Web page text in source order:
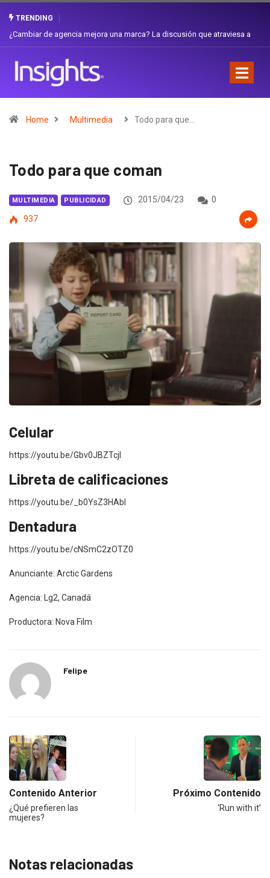
TRENDING
Gabriela Herrera y el arte de cambiarse el sombrero en Corporación
Home Multimedia Todo para que…
Todo para que coman
MULTIMEDIA PUBLICIDAD 2015/04/23
0
937
Celular
https://youtu.be/Gbv0JBZTcjI
Libreta de calificaciones
https://youtu.be/_b0YsZ3HAbI
Dentadura
https://youtu.be/cNSmC2zOTZ0
Anunciante: Arctic Gardens
Agencia: Lg2, Canadá
Productora: Nova Film
Felipe
Contenido Anterior
¿Qué prefieren las
mujeres?
Próximo Contenido
‘Run with it’
Notas relacionadas